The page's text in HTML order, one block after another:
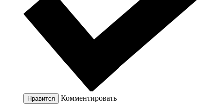
Нравится Комментировать